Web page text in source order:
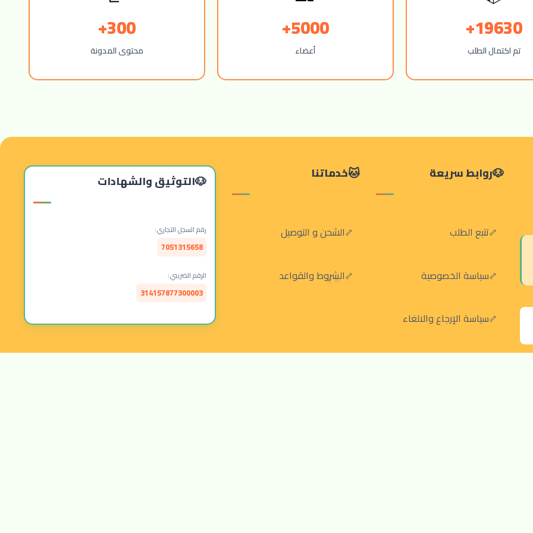
19630+
تم اكتمال الطلب
5000+
أعضاء
300+
محتوى المدونة
روابط سريعة
تتبع الطلب
سياسة الخصوصية
سياسة الإرجاع والالغاء
خدماتنا
الشحن و التوصيل
الشروط والقواعد
التوثيق والشهادات
رقم السجل التجاري:
7051315658
الرقم الضريبي:
314157877300003